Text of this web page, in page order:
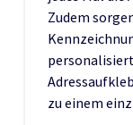
Zudem
zu einem